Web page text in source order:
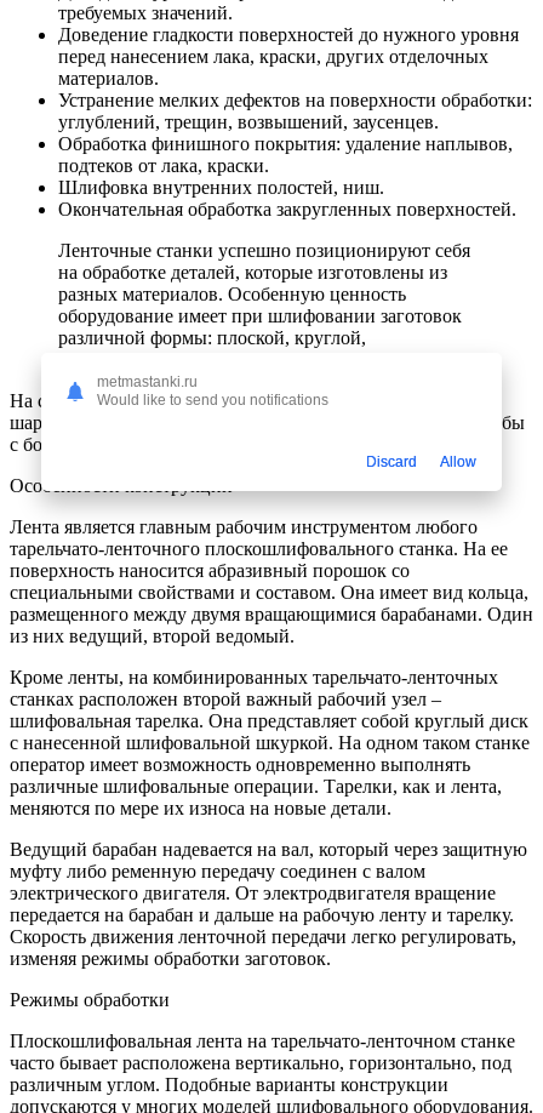
требуемых значений.
Доведение гладкости поверхностей до нужного уровня
перед нанесением лака, краски, других отделочных
материалов.
Устранение мелких дефектов на поверхности обработки:
углублений, трещин, возвышений, заусенцев.
Обработка финишного покрытия: удаление наплывов,
подтеков от лака, краски.
Шлифовка внутренних полостей, ниш.
Окончательная обработка закругленных поверхностей.
Ленточные станки успешно позиционируют себя
на обработке деталей, которые изготовлены из
разных материалов. Особенную ценность
оборудование имеет при шлифовании заготовок
различной формы: плоской, круглой,
На станках без видимых усилий обрабатываются круглые,
шарообразные, трубные детали. Легко обрабатываются трубы
с большим диаметром поперечного сечения.
Особенности конструкции
Лента является главным рабочим инструментом любого
тарельчато-ленточного плоскошлифовального станка. На ее
поверхность наносится абразивный порошок со
специальными свойствами и составом. Она имеет вид кольца,
размещенного между двумя вращающимися барабанами. Один
из них ведущий, второй ведомый.
Кроме ленты, на комбинированных тарельчато-ленточных
станках расположен второй важный рабочий узел –
шлифовальная тарелка. Она представляет собой круглый диск
с нанесенной шлифовальной шкуркой. На одном таком станке
оператор имеет возможность одновременно выполнять
различные шлифовальные операции. Тарелки, как и лента,
меняются по мере их износа на новые детали.
Ведущий барабан надевается на вал, который через защитную
муфту либо ременную передачу соединен с валом
электрического двигателя. От электродвигателя вращение
передается на барабан и дальше на рабочую ленту и тарелку.
Скорость движения ленточной передачи легко регулировать,
изменяя режимы обработки заготовок.
Режимы обработки
Плоскошлифовальная лента на тарельчато-ленточном станке
часто бывает расположена вертикально, горизонтально, под
различным углом. Подобные варианты конструкции
допускаются у многих моделей шлифовального оборудования.
metmastanki.ru
Would like to send you notifications
Discard Allow